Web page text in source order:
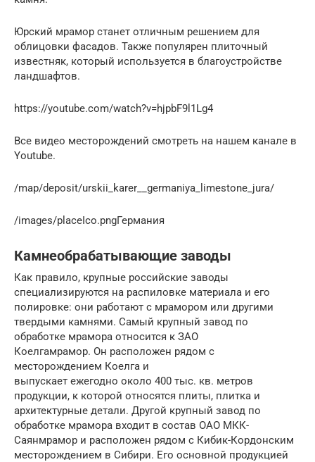
Юрский мрамор станет отличным решением для
облицовки фасадов. Также популярен плиточный
известняк, который используется в благоустройстве
ландшафтов.
https://youtube.com/watch?v=hjpbF9l1Lg4
Все видео месторождений смотреть на нашем канале в
Youtube.
/map/deposit/urskii_karer__germaniya_limestone_jura/
/images/placeIco.pngГермания
Камнеобрабатывающие заводы
Как правило, крупные российские заводы
специализируются на распиловке материала и его
полировке: они работают с мрамором или другими
твердыми камнями. Самый крупный завод по
обработке мрамора относится к ЗАО
Коелгамрамор. Он расположен рядом с
месторождением Коелга и
выпускает ежегодно около 400 тыс. кв. метров
продукции, к которой относятся плиты, плитка и
архитектурные детали. Другой крупный завод по
обработке мрамора входит в состав ОАО МКК-
Саянмрамор и расположен рядом с Кибик-Кордонским
месторождением в Сибири. Его основной продукцией